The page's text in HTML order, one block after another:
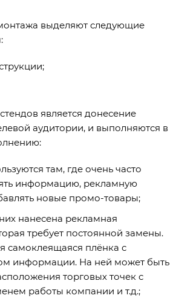
выделяют следующие
является донесение
аудитории, и выполняются в
там, где очень часто
информацию, рекламную
новые промо-товары;
нанесена рекламная
требует постоянной замены.
самоклеящаяся плёнка с
информации. На ней может быть
торговых точек с
работы компании и т.д.;